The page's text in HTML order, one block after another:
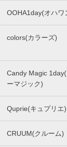
OOHA1day(オハワ
colors(カラーズ)
Candy Magic
ーマジック)
Quprie(キュプリエ)
CRUUM(クルーム)